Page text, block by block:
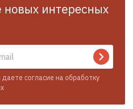
новых интересных
согласие на обработку